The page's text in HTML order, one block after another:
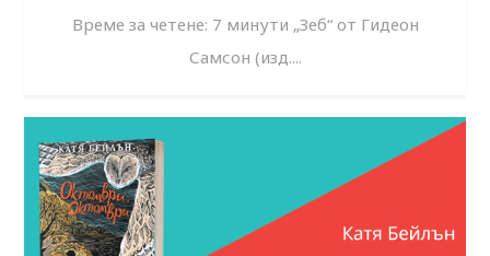
Време за четене: 7 минути „Зеб“ от Гидеон
Самсон (изд....